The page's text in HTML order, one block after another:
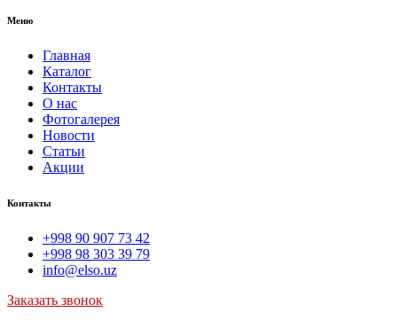
Меню
Главная
Каталог
Контакты
О нас
Фотогалерея
Новости
Статьи
Акции
Контакты
+998 90 907 73 42
+998 98 303 39 79
info@elso.uz
Заказать звонок